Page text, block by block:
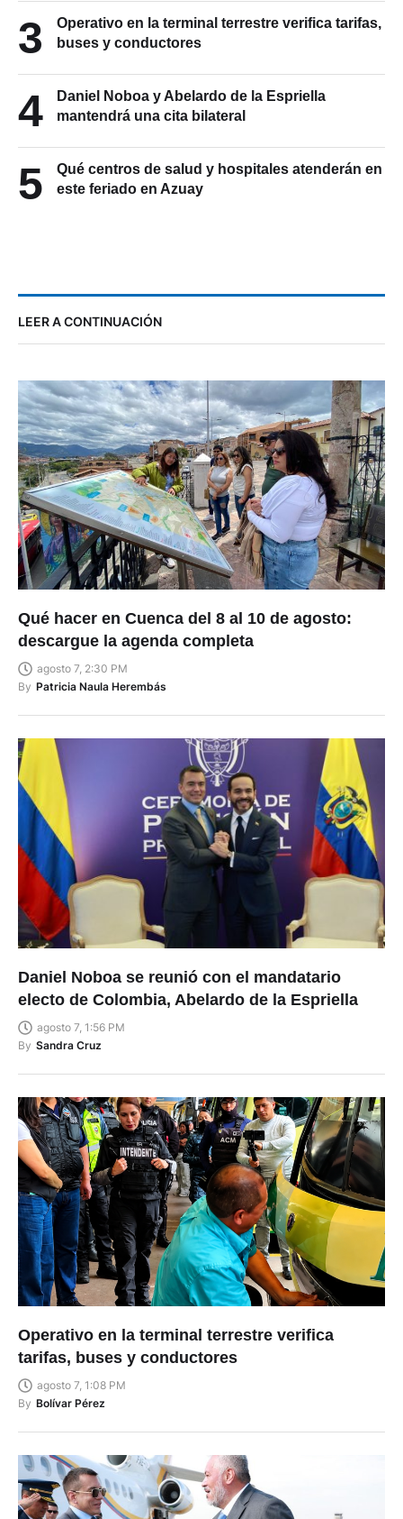
3
Operativo en la terminal terrestre verifica tarifas,
buses y conductores
4
Daniel Noboa y Abelardo de la Espriella
mantendrá una cita bilateral
5
Qué centros de salud y hospitales atenderán en
este feriado en Azuay
LEER A CONTINUACIÓN
Qué hacer en Cuenca del 8 al 10 de agosto:
descargue la agenda completa
agosto 7, 2:30 PM
By Patricia Naula Herembás
Daniel Noboa se reunió con el mandatario
electo de Colombia, Abelardo de la Espriella
agosto 7, 1:56 PM
By Sandra Cruz
Operativo en la terminal terrestre verifica
tarifas, buses y conductores
agosto 7, 1:08 PM
By Bolívar Pérez